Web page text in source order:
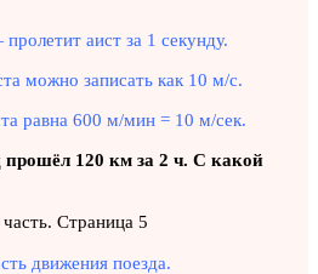
аист за 1 секунду.
можно записать как 10 м/с.
равна 600 м/мин = 10 м/сек.
прошёл 120 км за 2 ч. С какой
движения поезда.